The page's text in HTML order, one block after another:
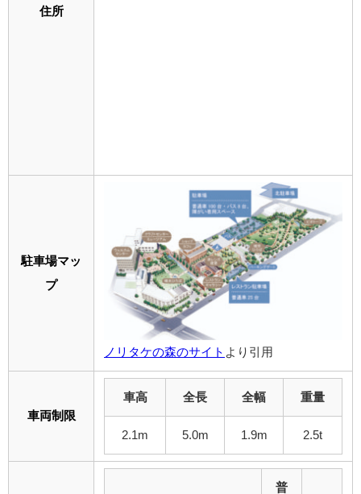
住所
駐車場マッ
プ
ノリタケの森のサイト より引用
車両制限
車高 全長 全幅 重量
2.1m 5.0m 1.9m 2.5t
普